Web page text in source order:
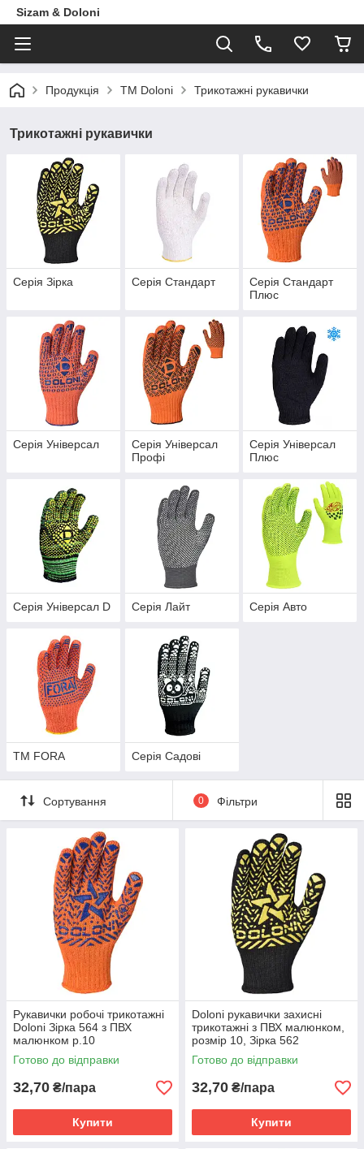
Sizam & Doloni
Продукцiя ТМ Doloni Трикотажні рукавички
Трикотажні рукавички
Серія Зірка Серія Стандарт
Серія Стандарт
Плюс
Серія Універсал
Серія Універсал
Профі
Серія Універсал
Плюс
Серія Універсал D Серія Лайт Серія Авто
ТМ FORA Серія Садові
Сортування 0 Фільтри
Рукавички робочі трикотажні
Doloni Зірка 564 з ПВХ
малюнком р.10
Готово до відправки
32,70 ₴/пара
Купити
Doloni рукавички захисні
трикотажні з ПВХ малюнком,
розмір 10, Зірка 562
Готово до відправки
32,70 ₴/пара
Купити